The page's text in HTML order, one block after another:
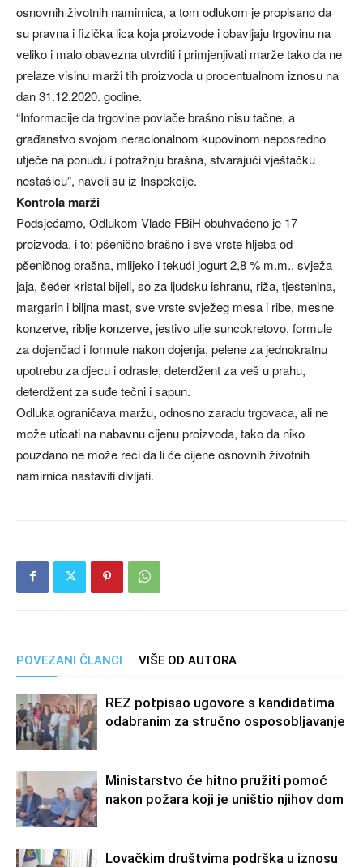
osnovnih životnih namirnica, a tom odlukom je propisano da
su pravna i fizička lica koja proizvode i obavljaju trgovinu na
veliko i malo obavezna utvrditi i primjenjivati marže tako da ne
prelaze visinu marži tih proizvoda u procentualnom iznosu na
dan 31.12.2020. godine.
“Informacije da trgovine povlače brašno nisu tačne, a
građanstvo svojom neracionalnom kupovinom neposredno
utječe na ponudu i potražnju brašna, stvarajući vještačku
nestašicu”, naveli su iz Inspekcije.
Kontrola marži
Podsjećamo, Odlukom Vlade FBiH obuhvaćeno je 17
proizvoda, i to: pšenično brašno i sve vrste hljeba od
pšeničnog brašna, mlijeko i tekući jogurt 2,8 % m.m., svježa
jaja, šećer kristal bijeli, so za ljudsku ishranu, riža, tjestenina,
margarin i biljna mast, sve vrste svježeg mesa i ribe, mesne
konzerve, riblje konzerve, jestivo ulje suncokretovo, formule
za dojenčad i formule nakon dojenja, pelene za jednokratnu
upotrebu za djecu i odrasle, deterdžent za veš u prahu,
deterdžent za suđe tečni i sapun.
Odluka ograničava maržu, odnosno zaradu trgovaca, ali ne
može uticati na nabavnu cijenu proizvoda, tako da niko
pouzdano ne može reći da li će cijene osnovnih životnih
namirnica nastaviti divljati.
POVEZANI ČLANCI VIŠE OD AUTORA
REZ potpisao ugovore s kandidatima
odabranim za stručno osposobljavanje
Ministarstvo će hitno pružiti pomoć
nakon požara koji je uništio njihov dom
Lovačkim društvima podrška u iznosu